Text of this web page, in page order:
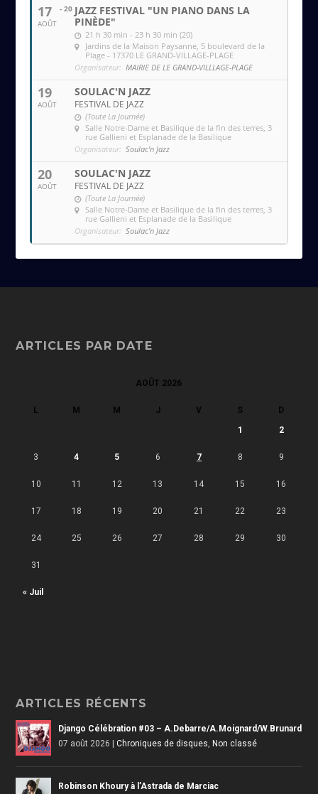
17
AOÛT
- 20 JAZZ FESTIVAL "UN PIANO DANS LA
PINÈDE"
21 h 30 min - 23 h 30 min (20)
Jardins de la Maison Paysanne , 5 boulevard de la
Plage - 17370 LE GRAND-VILLAGE-PLAGE
Organisateur: MAIRIE DE LE GRAND-VILLLAGE-PLAGE
19
AOÛT
SOULAC'N JAZZ
FESTIVAL DE JAZZ
(Toute La Journée)
Salle Notre-Dame et Basilique de la fin des terres , 3
rue Gallieni et Esplanade de la Basilique
Organisateur: Soulac'n Jazz
20
AOÛT
SOULAC'N JAZZ
FESTIVAL DE JAZZ
(Toute La Journée)
Salle Notre-Dame et Basilique de la fin des terres , 3
rue Gallieni et Esplanade de la Basilique
Organisateur: Soulac'n Jazz
ARTICLES PAR DATE
AOÛT 2026
L M M J V S D
« Juil
1 2
3 4 5 6 7 8 9
10 11 12 13 14 15 16
17 18 19 20 21 22 23
24 25 26 27 28 29 30
31
ARTICLES RÉCENTS
Django Célébration #03 – A.Debarre/A.Moignard/W.Brunard
07 août 2026 |Chroniques de disques ,Non classé
Robinson Khoury à l’Astrada de Marciac